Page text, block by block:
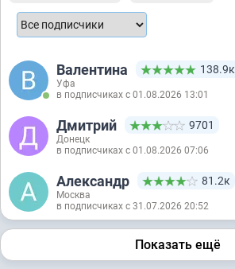
Валентина 138.9к
Уфа
в подписчиках с 01.08.2026 13:01
Дмитрий 9701
Донецк
в подписчиках с 01.08.2026 07:06
Александр 81.2к
Москва
в подписчиках с 31.07.2026 20:52
Показать ещё